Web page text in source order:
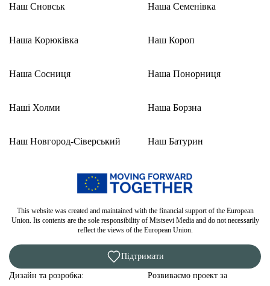
Наш Сновськ
Наша Корюківка
Наша Сосниця
Наші Холми
Наш Новгород-Сіверський
Наша Семенівка
Наш Короп
Наша Понорниця
Наша Борзна
Наш Батурин
This website was created and maintained with the financial support of the European
Union. Its contents are the sole responsibility of Mistsevi Media and do not necessarily
reflect the views of the European Union.
Підтримати
Дизайн та розробка:
Розвиваємо проект за